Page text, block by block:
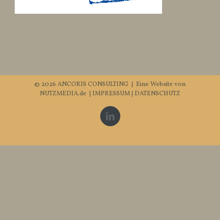
© 2026 ANCORIS CONSULTING | Eine Website von
NUTZMEDIA.de | IMPRESSUM| DATENSCHUTZ
LinkedIn